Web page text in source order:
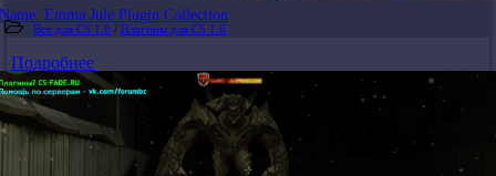
Name: Emma Jule Plugin Collection
Все для CS 1.6 / Плагины для CS 1.6
Подробнее